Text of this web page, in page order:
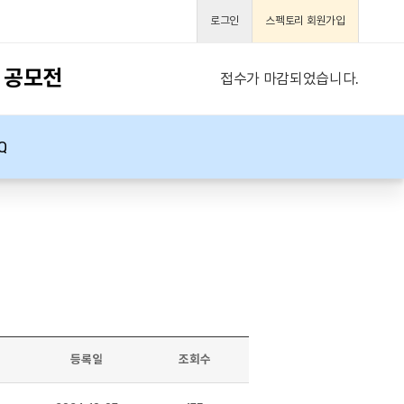
로그인 스펙토리 회원가입
모전 접수가 마감되었습니다.
등록일 조회수